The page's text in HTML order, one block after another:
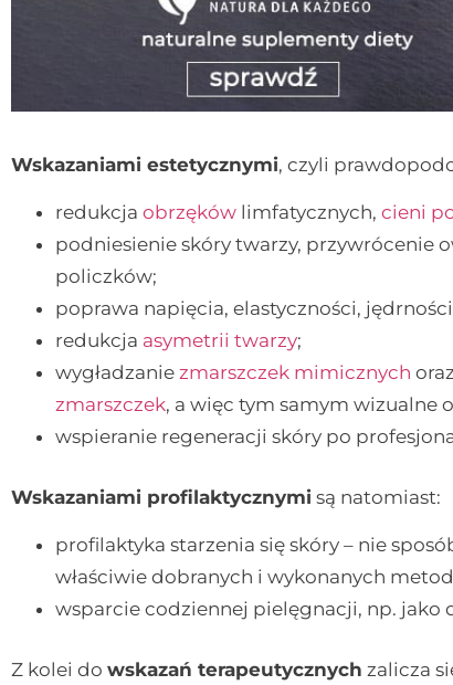
Wskazaniami estetycznymi, czyli
redukcja obrzęków limfatycznych, cieni
podniesienie skóry twarzy, przywrócenie
policzków;
poprawa napięcia, elastyczności,
redukcja asymetrii twarzy;
wygładzanie zmarszczek mimicznych
zmarszczek, a więc tym samym wizualne
wspieranie regeneracji skóry po
Wskazaniami profilaktycznymi są natomiast:
profilaktyka starzenia się skóry – nie
właściwie dobranych i wykonanych
wsparcie codziennej pielęgnacji, np. jako
Z kolei do wskazań terapeutycznych zalicza